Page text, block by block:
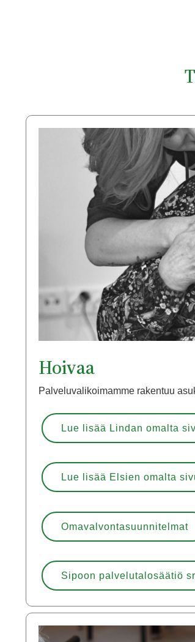
Hoivaa
Palveluvalikoimamme rakentuu
Lue lisää Lindan omalta
Lue lisää Elsien omalta
Omavalvontasuunnitelmat
Sipoon palvelutalosäätiö